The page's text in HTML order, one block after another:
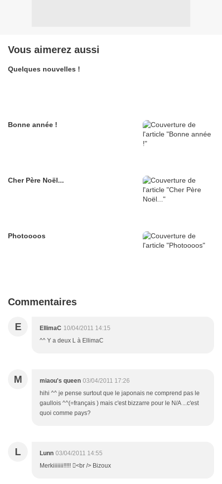
Vous aimerez aussi
Quelques nouvelles !
Bonne année !
Cher Père Noël...
Photoooos
Commentaires
E EllimaC 10/04/2011 14:15
^^ Y a deux L à EllimaC
M miaou's queen 03/04/2011 17:26
hihi ^^ je pense surtout que le japonais ne comprend pas le
gaullois ^^(=français ) mais c'est bizzarre pour le N/A ...c'est
quoi comme pays?
L Lunn 03/04/2011 14:55
Merkiiiiiii!!!!! <br /> Bizoux